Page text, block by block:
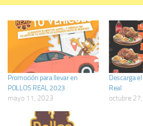
Promoción para llevar en
POLLOS REAL 2023
mayo 11, 2023
Descarga
Real
octubre